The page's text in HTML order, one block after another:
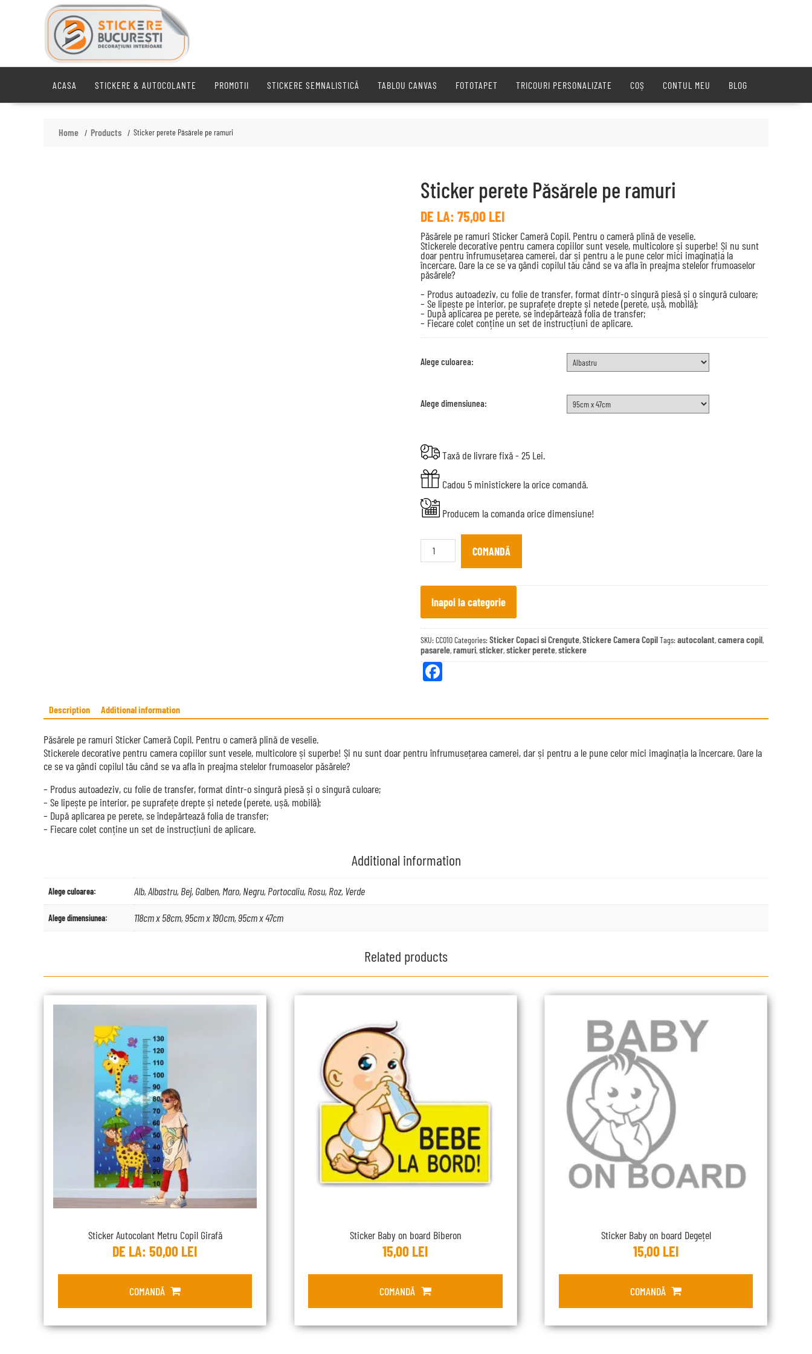
ACASA STICKERE & AUTOCOLANTE PROMOTII STICKERE SEMNALISTICĂ TABLOU CANVAS FOTOTAPET TRICOURI PERSONALIZATE COȘ CONTUL MEU BLOG
Home Products Sticker perete Păsărele pe ramuri
Sticker perete Păsărele pe ramuri
DE LA: 75,00 LEI
Păsărele pe ramuri Sticker Cameră Copil. Pentru o cameră plină de veselie.
Stickerele decorative pentru camera copiilor sunt vesele, multicolore și superbe! Și nu sunt
doar pentru înfrumusețarea camerei, dar și pentru a le pune celor mici imaginația la
încercare. Oare la ce se va gândi copilul tău când se va afla în preajma stelelor frumoaselor
păsărele?
– Produs autoadeziv, cu folie de transfer, format dintr-o singură piesă și o singură culoare;
– Se lipește pe interior, pe suprafețe drepte și netede (perete, ușă, mobilă);
– După aplicarea pe perete, se îndepărtează folia de transfer;
– Fiecare colet conține un set de instrucțiuni de aplicare.
Alege culoarea:
Alege dimensiunea:
Taxă de livrare fixă - 25 Lei.
Cadou 5 ministickere la orice comandă.
Producem la comanda orice dimensiune!
Sticker
perete
Păsărele
quantity
COMANDĂ
Inapoi la categorie
SKU:CC010Categories:Sticker Copaci si Crengute,Stickere Camera CopilTags:autocolant,camera copil,
pasarele,ramuri,sticker,sticker perete,stickere
Description Additional information
Păsărele pe ramuri Sticker Cameră Copil. Pentru o cameră plină de veselie.
Stickerele decorative pentru camera copiilor sunt vesele, multicolore și superbe! Și nu sunt doar pentru înfrumusețarea camerei, dar și pentru a le pune celor mici imaginația la încercare. Oare la
ce se va gândi copilul tău când se va afla în preajma stelelor frumoaselor păsărele?
– Produs autoadeziv, cu folie de transfer, format dintr-o singură piesă și o singură culoare;
– Se lipește pe interior, pe suprafețe drepte și netede (perete, ușă, mobilă);
– După aplicarea pe perete, se îndepărtează folia de transfer;
– Fiecare colet conține un set de instrucțiuni de aplicare.
Additional information
Alege culoarea: Alb, Albastru, Bej, Galben, Maro, Negru, Portocaliu, Rosu, Roz, Verde
Alege dimensiunea: 118cm x 58cm, 95cm x 190cm, 95cm x 47cm
Related products
Sticker Autocolant Metru Copil Girafă
DE LA: 50,00 LEI
COMANDĂ
Sticker Baby on board Biberon
15,00 LEI
COMANDĂ
Sticker Baby on board Degețel
15,00 LEI
COMANDĂ